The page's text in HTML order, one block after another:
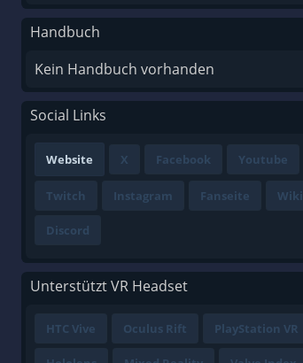
Handbuch
Kein Handbuch vorhanden
Social Links
Website X Facebook Youtube
Twitch Instagram Fanseite Wiki
Discord
Unterstützt VR Headset
HTC Vive Oculus Rift PlayStation VR